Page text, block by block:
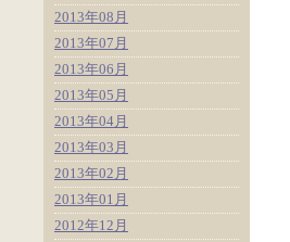
2013年08月
2013年07月
2013年06月
2013年05月
2013年04月
2013年03月
2013年02月
2013年01月
2012年12月